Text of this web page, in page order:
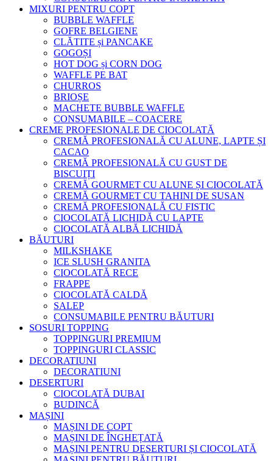
MIXURI PENTRU COPT
BUBBLE WAFFLE
GOFRE BELGIENE
CLĂTITE și PANCAKE
GOGOȘI
HOT DOG și CORN DOG
WAFFLE PE BAT
CHURROS
BRIOȘE
MACHETE BUBBLE WAFFLE
CONSUMABILE – COACERE
CREME PROFESIONALE DE CIOCOLATĂ
CREMĂ PROFESIONALĂ CU ALUNE, LAPTE ȘI
CACAO
CREMĂ PROFESIONALĂ CU GUST DE
BISCUIȚI
CREMĂ GOURMET CU ALUNE ȘI CIOCOLATĂ
CREMĂ GOURMET CU TAHINI DE SUSAN
CREMĂ PROFESIONALĂ CU FISTIC
CIOCOLATĂ LICHIDĂ CU LAPTE
CIOCOLATĂ ALBĂ LICHIDĂ
BĂUTURI
MILKSHAKE
ICE SLUSH GRANITA
CIOCOLATĂ RECE
FRAPPE
CIOCOLATĂ CALDĂ
SALEP
CONSUMABILE PENTRU BĂUTURI
SOSURI TOPPING
TOPPINGURI PREMIUM
TOPPINGURI CLASSIC
DECORATIUNI
DECORATIUNI
DESERTURI
CIOCOLATĂ DUBAI
BUDINCĂ
MAȘINI
MAȘINI DE COPT
MAȘINI DE ÎNGHEȚATĂ
MAȘINI PENTRU DESERTURI ȘI CIOCOLATĂ